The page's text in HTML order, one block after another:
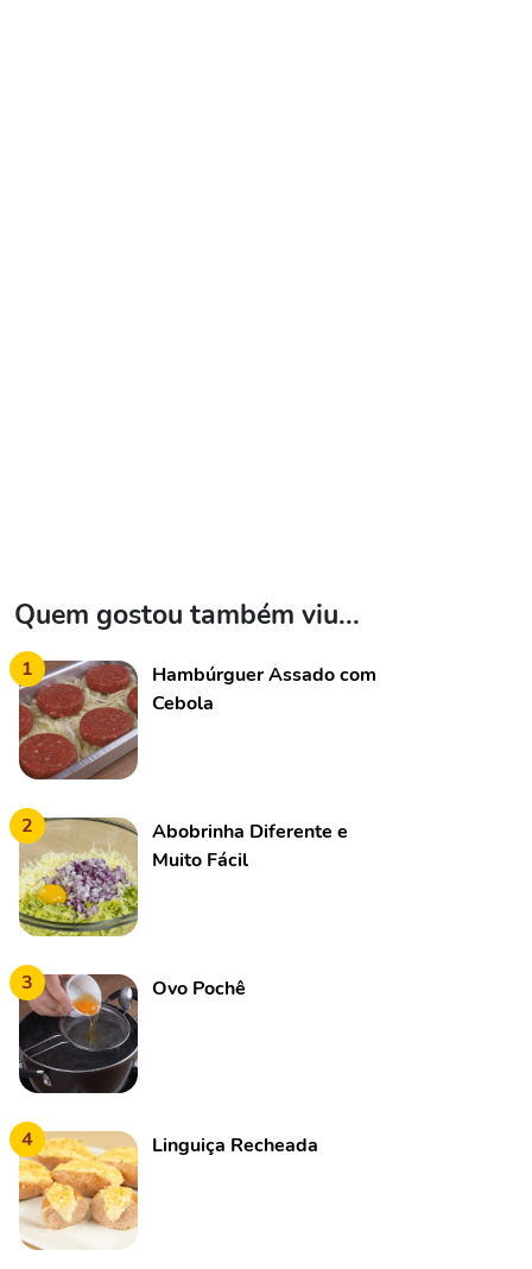
Quem gostou também viu...
1
Hambúrguer Assado com
Cebola
2
Abobrinha Diferente e
Muito Fácil
3 Ovo Pochê
4 Linguiça Recheada